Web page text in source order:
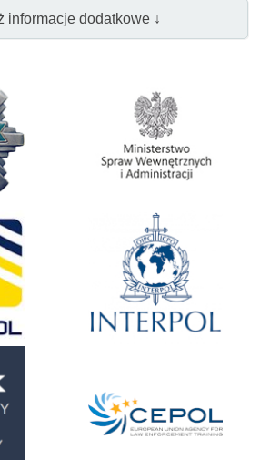
informacje dodatkowe ↓